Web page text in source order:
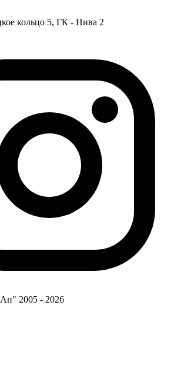
кольцо 5, ГК - Нива 2
2005 - 2026